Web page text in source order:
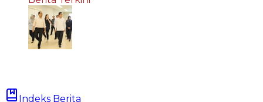
Indeks Berita